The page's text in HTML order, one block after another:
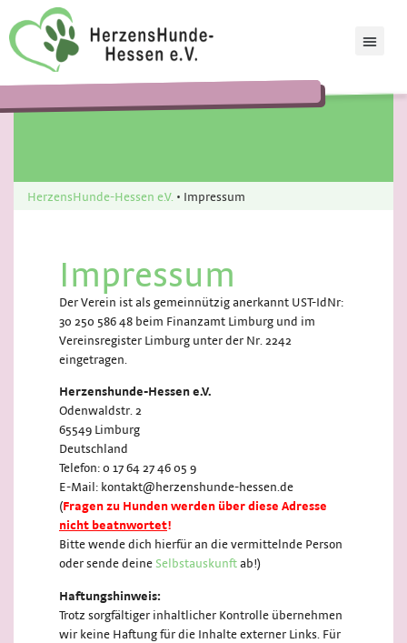
HerzensHunde-Hessen e.V. • Impressum
Impressum
Der Verein ist als gemeinnützig anerkannt UST-IdNr:
30 250 586 48 beim Finanzamt Limburg und im
Vereinsregister Limburg unter der Nr. 2242
eingetragen.
Herzenshunde-Hessen e.V.
Odenwaldstr. 2
65549 Limburg
Deutschland
Telefon: 0 17 64 27 46 05 9
E-Mail: kontakt@herzenshunde-hessen.de
(Fragen zu Hunden werden über diese Adresse
nicht beatnwortet!
Bitte wende dich hierfür an die vermittelnde Person
oder sende deine Selbstauskunftab!)
Haftungshinweis:
Trotz sorgfältiger inhaltlicher Kontrolle übernehmen
wir keine Haftung für die Inhalte externer Links. Für